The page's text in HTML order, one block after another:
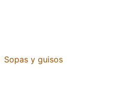
Sopas y guisos